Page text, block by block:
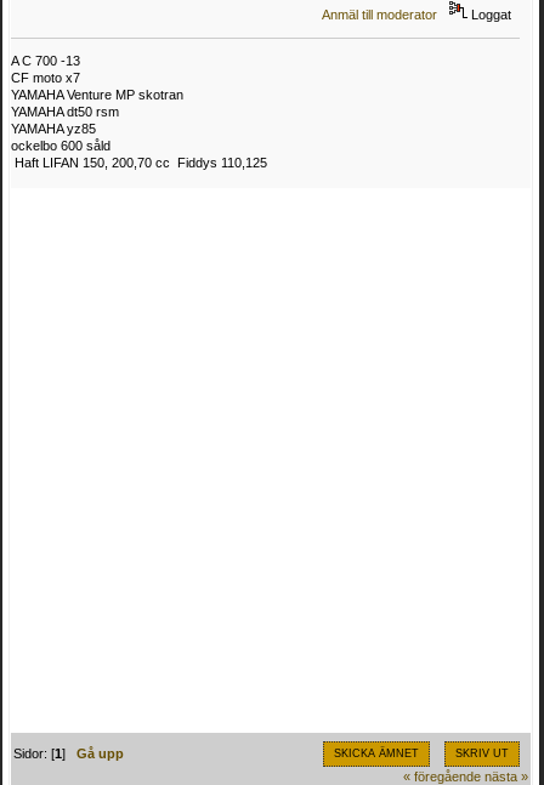
Anmäl till moderator
Loggat
A C 700 -13
CF moto x7
YAMAHA Venture MP skotran
YAMAHA dt50 rsm
YAMAHA yz85
ockelbo 600 såld
Haft LIFAN 150, 200,70 cc Fiddys 110,125
SKICKA ÄMNET SKRIV UT
Sidor: [1]Gå upp
« föregående nästa »